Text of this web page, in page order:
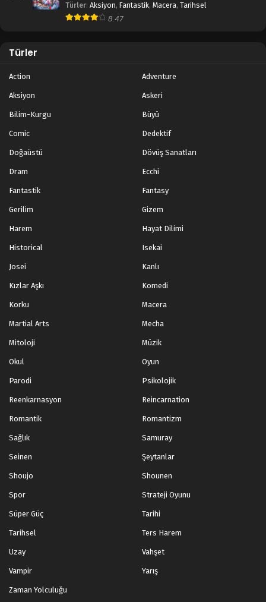
Türler: Aksiyon, Fantastik, Macera, Tarihsel
8.47
Türler
Action Adventure
Aksiyon Askeri
Bilim-Kurgu Büyü
Comic Dedektif
Doğaüstü Dövüş Sanatları
Dram Ecchi
Fantastik Fantasy
Gerilim Gizem
Harem Hayat Dilimi
Historical Isekai
Josei Kanlı
Kızlar Aşkı Komedi
Korku Macera
Martial Arts Mecha
Mitoloji Müzik
Okul Oyun
Parodi Psikolojik
Reenkarnasyon Reincarnation
Romantik Romantizm
Sağlık Samuray
Seinen Şeytanlar
Shoujo Shounen
Spor Strateji Oyunu
Süper Güç Tarihi
Tarihsel Ters Harem
Uzay Vahşet
Vampir Yarış
Zaman Yolculuğu